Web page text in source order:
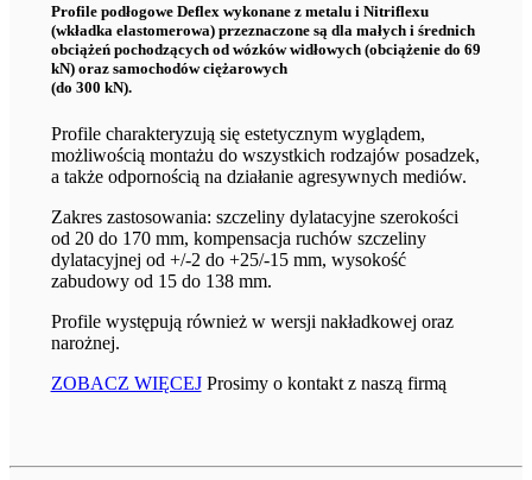
Profile podłogowe Deflex wykonane z metalu i Nitriflexu
(wkładka elastomerowa) przeznaczone są dla małych i średnich
obciążeń pochodzących od wózków widłowych (obciążenie do 69
kN) oraz samochodów ciężarowych
(do 300 kN).
Profile charakteryzują się estetycznym wyglądem,
możliwością montażu do wszystkich rodzajów posadzek,
a także odpornością na działanie agresywnych mediów.
Zakres zastosowania: szczeliny dylatacyjne szerokości
od 20 do 170 mm, kompensacja ruchów szczeliny
dylatacyjnej od +/-2 do +25/-15 mm, wysokość
zabudowy od 15 do 138 mm.
Profile występują również w wersji nakładkowej oraz
narożnej.
ZOBACZ WIĘCEJ Prosimy o kontakt z naszą firmą